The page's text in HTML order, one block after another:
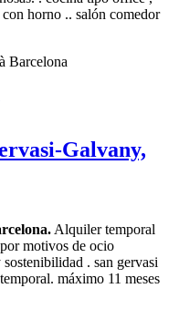
horno .. salón comedor
Galvany,
Alquiler temporal
motivos de ocio
. san gervasi
máximo 11 meses